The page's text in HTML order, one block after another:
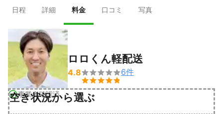
日程 詳細 料金 口コミ 写真
事業者確認済
ロロくん軽配送
4.8

6件
空き状況から選ぶ